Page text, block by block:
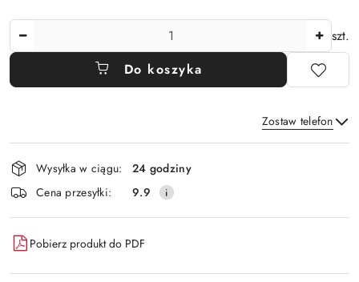
szt.
Do koszyka
Zostaw telefon
Wyślij
Dostępność
i
dostawa
Wysyłka w ciągu:
24 godziny
Cena przesyłki:
9.9
Pobierz produkt do PDF